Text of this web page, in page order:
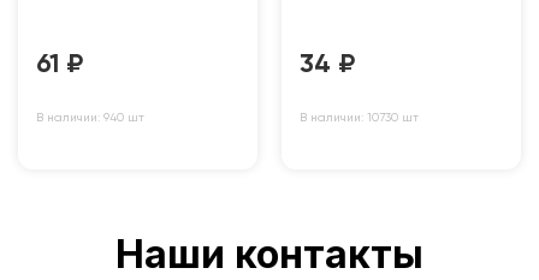
61 ₽
В наличии: 940 шт
34 ₽
В наличии: 10730 шт
Наши контакты